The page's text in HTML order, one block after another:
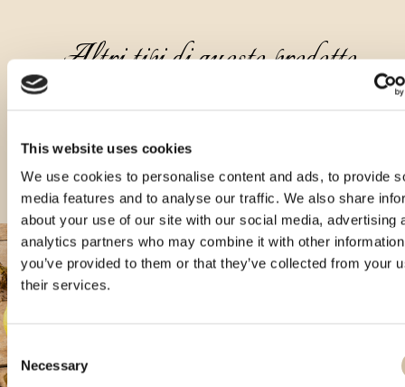
This website uses cookies
We use cookies to personalise content and ads, to provide
media features and to analyse our traffic. We also share
about your use of our site with our social media, advertising
analytics partners who may combine it with other
you’ve provided to them or that they’ve collected from your
their services.
Consent
Selection
Necessary
Altri tipi di questo prodotto